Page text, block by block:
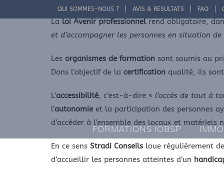
au
QUI SOMMES-NOUS ? AVIS & RESULTATS FAQ
FORMATIONS IOBSP
Laloi Avenir professionnelrend obligatoire,
et d’accompagner les personnes en situation
Les organismes de formation sont soumis au
Dans l’objectif de la certification qualité, ils
L’accessibilité, c’est-à-dire « l’accès de tout à
l’autonomie et la participation des personnes
d’accéder à l’ensemble des locaux et
En ce sens Stradi Conseils loue régulièrement
d’accueillir les personnes atteintes d’un